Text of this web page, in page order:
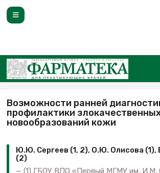
Возможности ранней
профилактики
новообразований кожи
Ю.Ю. Сергеев (1, 2), О.Ю. Олисова (1),
(2)
(1) ГБОУ ВПО «Первый МГМУ им. И.М.